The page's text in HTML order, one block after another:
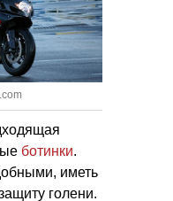
ботинки.
иметь
голени.